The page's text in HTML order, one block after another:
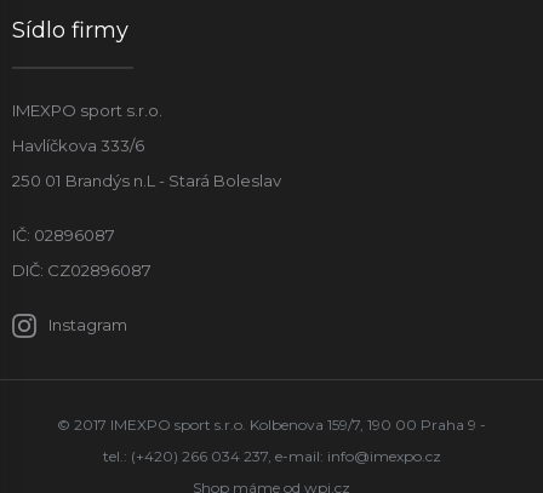
Sídlo firmy
IMEXPO sport s.r.o.
Havlíčkova 333/6
250 01 Brandýs n.L - Stará Boleslav
IČ: 02896087
DIČ: CZ02896087
Instagram
© 2017 IMEXPO sport s.r.o. Kolbenova 159/7, 190 00 Praha 9 -
tel.: (+420) 266 034 237, e-mail: info@imexpo.cz
Shop máme od wpj.cz